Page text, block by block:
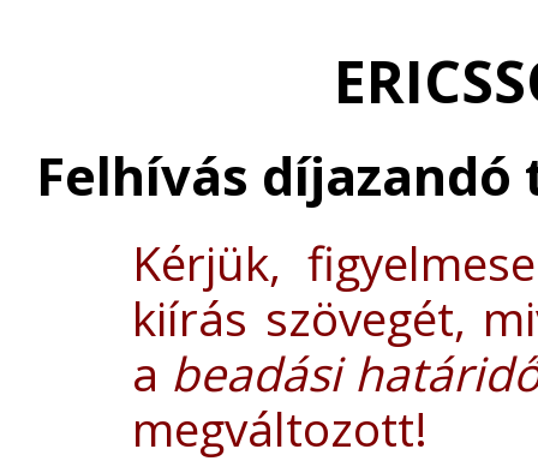
Felhívás
Kérjük,
kiírás szövegét,
a beadási
megváltozott!